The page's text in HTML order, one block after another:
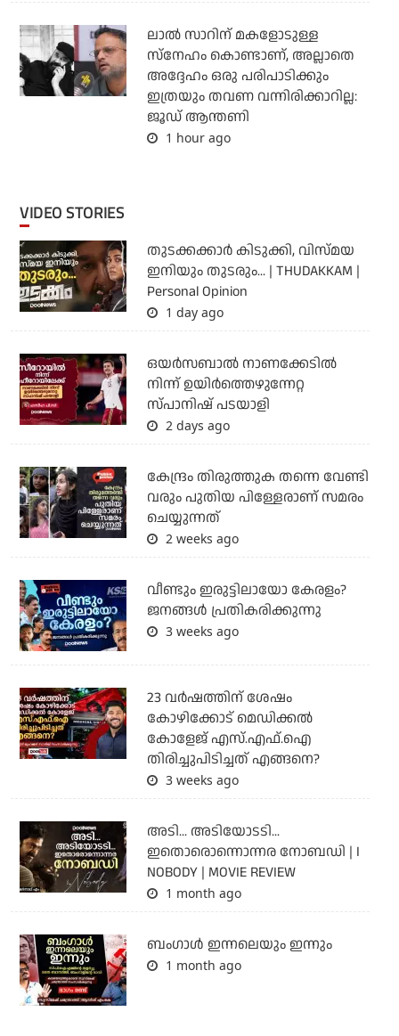
ലാൽ സാറിന് മകളോടുള്ള
സ്നേഹം കൊണ്ടാണ്, അല്ലാതെ
അദ്ദേഹം ഒരു പരിപാടിക്കും
ഇത്രയും തവണ വന്നിരിക്കാറില്ല:
ജൂഡ് ആന്തണി
1 hour ago
VIDEO STORIES
തുടക്കക്കാര്‍ കിടുക്കി, വിസ്മയ
ഇനിയും തുടരും... | THUDAKKAM |
Personal Opinion
1 day ago
ഒയര്‍സബാൽ നാണക്കേടിൽ
നിന്ന് ഉയിർത്തെഴുന്നേറ്റ
സ്പാനിഷ് പടയാളി
2 days ago
കേന്ദ്രം തിരുത്തുക തന്നെ വേണ്ടി
വരും പുതിയ പിള്ളേരാണ് സമരം
ചെയ്യുന്നത്
2 weeks ago
വീണ്ടും ഇരുട്ടിലായോ കേരളം?
ജനങ്ങൾ പ്രതികരിക്കുന്നു
3 weeks ago
23 വർഷത്തിന് ശേഷം
കോഴിക്കോട് മെഡിക്കൽ
കോളേജ് എസ്.എഫ്.ഐ
തിരിച്ചുപിടിച്ചത് എങ്ങനെ?
3 weeks ago
അടി... അടിയോടടി...
ഇതൊരൊന്നൊന്നര നോബഡി | I
NOBODY | MOVIE REVIEW
1 month ago
ബംഗാള്‍ ഇന്നലെയും ഇന്നും
1 month ago